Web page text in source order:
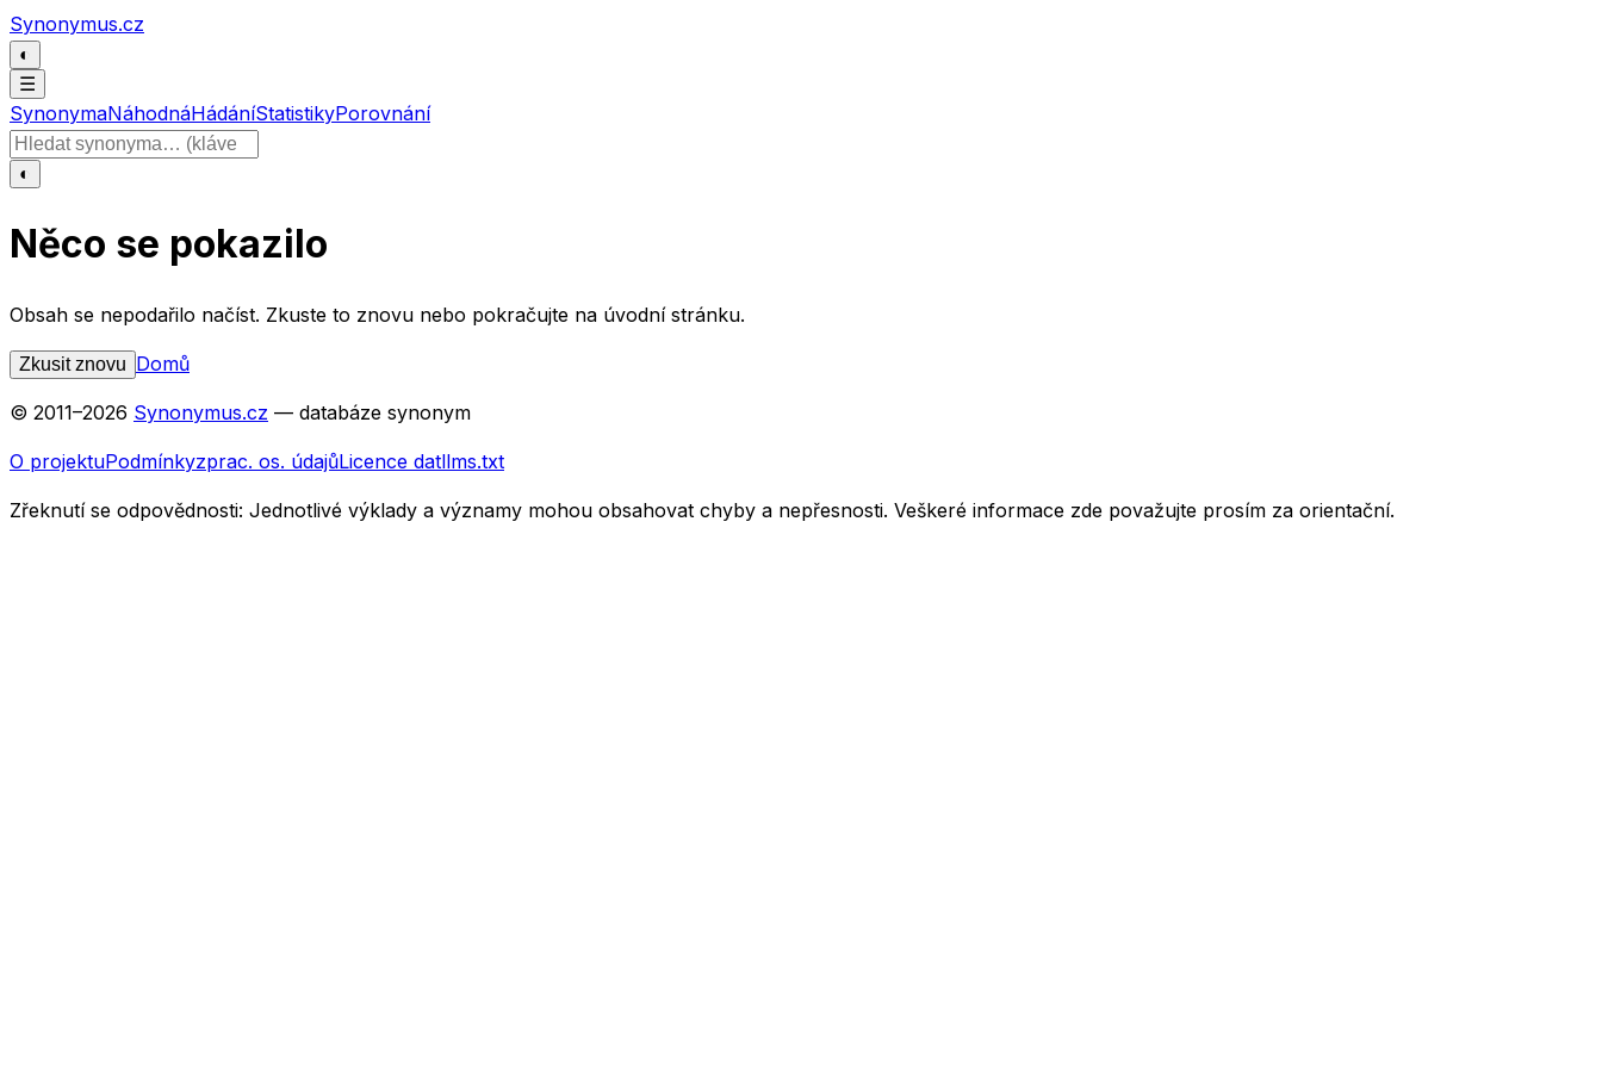
Přeskočit na obsah
Synonymus.cz
◐
☰
SynonymaNáhodnáHádáníStatistikyPorovnání
Hledat slovo
◐
Něco se pokazilo
Obsah se nepodařilo načíst. Zkuste to znovu nebo pokračujte na úvodní stránku.
Zkusit znovu Domů
© 2011–2026 Synonymus.cz — databáze synonym
O projektuPodmínkyzprac. os. údajůLicence datllms.txt
Zřeknutí se odpovědnosti: Jednotlivé výklady a významy mohou obsahovat chyby a nepřesnosti. Veškeré informace zde považujte prosím za orientační.